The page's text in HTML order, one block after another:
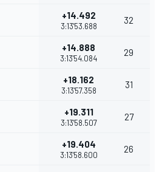
+14.492
3:13'53.688
32
+14.888
3:13'54.084
29
+18.162
3:13'57.358
31
+19.311
3:13'58.507
27
+19.404
3:13'58.600
26